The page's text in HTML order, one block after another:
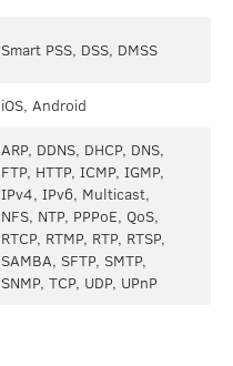
Smart PSS, DSS, DMSS
iOS, Android
ARP, DDNS, DHCP, DNS,
FTP, HTTP, ICMP, IGMP,
IPv4, IPv6, Multicast,
NFS, NTP, PPPoE, QoS,
RTCP, RTMP, RTP, RTSP,
SAMBA, SFTP, SMTP,
SNMP, TCP, UDP, UPnP